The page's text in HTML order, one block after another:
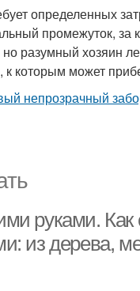
определенных
промежуток,
разумный хозяин
к которым может
руками. Как
из дерева,